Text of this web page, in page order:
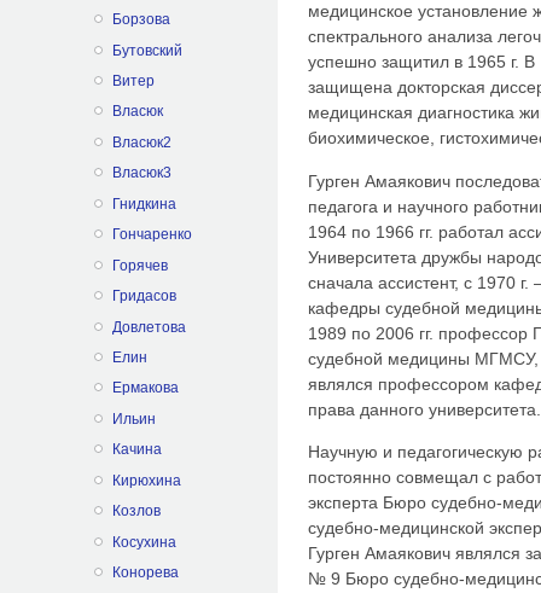
Борзова
Бутовский
Витер
Власюк
Власюк2
Власюк3
Гнидкина
Гончаренко
Горячев
Гридасов
Довлетова
Елин
Ермакова
Ильин
Качина
Кирюхина
Козлов
Косухина
Конорева
медицинское установление
спектрального анализа
успешно защитил в 1965 г.
защищена докторская
медицинская диагностика
биохимическое,
Гурген Амаякович
педагога и научного
1964 по 1966 гг. работал
Университета дружбы
сначала ассистент, с 1970
кафедры судебной
1989 по 2006 гг.
судебной медицины МГМСУ,
являлся профессором
права данного университета.
Научную и педагогическую
постоянно совмещал с
эксперта Бюро судебно-
судебно-медицинской
Гурген Амаякович являлся
№ 9 Бюро судебно-